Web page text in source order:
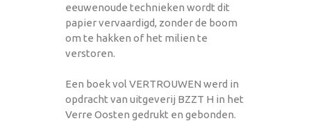
eeuwenoude technieken wordt dit
papier vervaardigd, zonder de boom
om te hakken of het milien te
verstoren.
Een boek vol VERTROUWEN werd in
opdracht van uitgeverij BZZT H in het
Verre Oosten gedrukt en gebonden.